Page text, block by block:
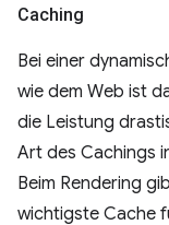
Caching
Bei einer
wie dem Web ist
die Leistung
Art des Cachings
Beim Rendering
wichtigste Cache